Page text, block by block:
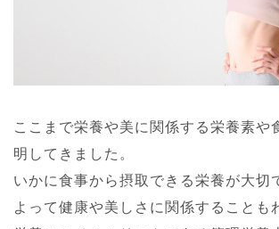
ここまで栄養や美に関係する栄養素や
明してきました。
いかに食事から摂取できる栄養が大切
よって健康や美しさに関係することも